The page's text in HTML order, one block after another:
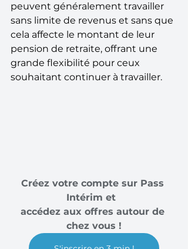
peuvent généralement travailler
sans limite de revenus et sans que
cela affecte le montant de leur
pension de retraite, offrant une
grande flexibilité pour ceux
souhaitant continuer à travailler.
Créez votre compte sur Pass
Intérim et
accédez aux offres autour de
chez vous !